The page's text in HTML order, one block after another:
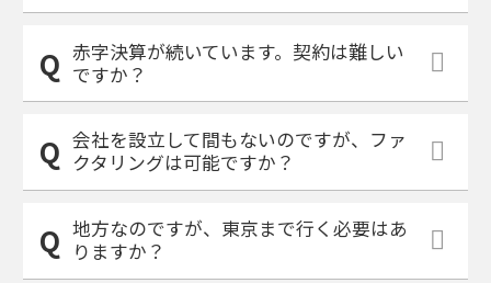
赤字決算が続いています。契約は難しい
ですか？
会社を設立して間もないのですが、ファ
クタリングは可能ですか？
地方なのですが、東京まで行く必要はあ
りますか？